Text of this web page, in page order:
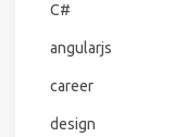
C#
angularjs
career
design